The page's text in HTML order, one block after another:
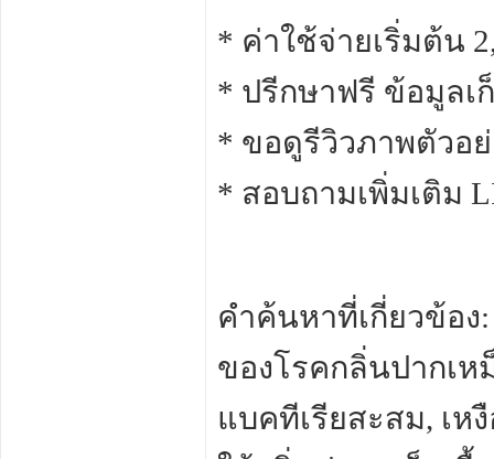
* ค่าใช้จ่ายเริ่มต้น
* ปรีกษาฟรี ข้อมูลเ
* ขอดูรีวิวภาพตัวอ
* สอบถามเพิ่มเติม
คำค้นหาที่เกี่ยวข้อง
ของโรคกลิ่นปากเห
แบคทีเรียสะสม, เห